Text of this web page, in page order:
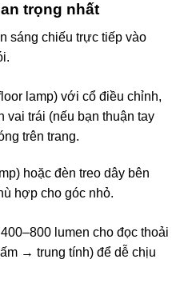
trọng nhất
sáng chiếu trực tiếp vào
lamp) với cổ điều chỉnh,
vai trái (nếu bạn thuận tay
trên trang.
hoặc đèn treo dây bên
hợp cho góc nhỏ.
400–800 lumen cho đọc thoải
→ trung tính) để dễ chịu